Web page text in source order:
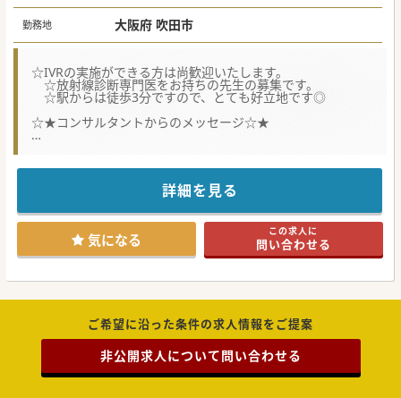
勤務地 大阪府 吹田市
☆IVRの実施ができる方は尚歓迎いたします。
☆放射線診断専門医をお持ちの先生の募集です。
☆駅からは徒歩3分ですので、とても好立地です◎
☆★コンサルタントからのメッセージ☆★
#秋入職可
詳細を見る
気になる この求人に
問い合わせる
ご希望に沿った条件の求人情報をご提案
非公開求人について問い合わせる